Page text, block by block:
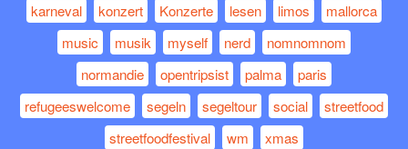
karneval
konzert Konzerte lesen limos
mallorca
music
musik myself nerd
nomnomnom
normandie
opentripsist palma
paris
refugeeswelcome
segeln segeltour social
streetfood
streetfoodfestival
wm xmas